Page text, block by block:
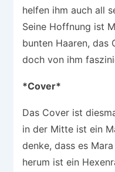
helfen ihm auch all
Seine Hoffnung ist
bunten Haaren, das
doch von ihm
*Cover*
Das Cover ist
in der Mitte ist ein
denke, dass es
herum ist ein